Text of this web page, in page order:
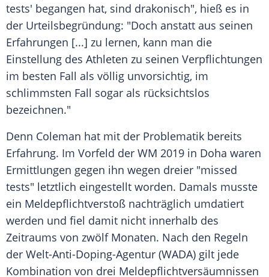
tests' begangen hat, sind drakonisch", hieß es in
der Urteilsbegründung: "Doch anstatt aus seinen
Erfahrungen [...] zu lernen, kann man die
Einstellung des Athleten zu seinen Verpflichtungen
im besten Fall als völlig unvorsichtig, im
schlimmsten Fall sogar als rücksichtslos
bezeichnen."
Denn Coleman hat mit der Problematik bereits
Erfahrung. Im Vorfeld der WM 2019 in Doha waren
Ermittlungen gegen ihn wegen dreier "missed
tests" letztlich eingestellt worden. Damals musste
ein Meldepflichtverstoß nachträglich umdatiert
werden und fiel damit nicht innerhalb des
Zeitraums von zwölf Monaten. Nach den Regeln
der Welt-Anti-Doping-Agentur (WADA) gilt jede
Kombination von drei Meldepflichtversäumnissen